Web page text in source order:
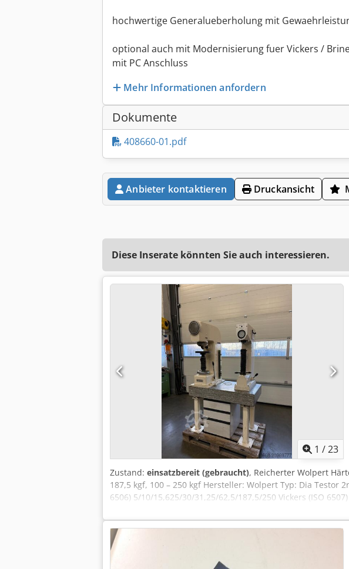
hochwertige Generalueberholung mit
optional auch mit Modernisierung fuer Vickers /
mit PC Anschluss
Mehr Informationen anfordern
Dokumente
408660-01.pdf
Anbieter kontaktieren Druckansicht
Diese Inserate könnten Sie auch interessieren.
1 /23
Zustand: einsatzbereit (gebraucht), Reicherter Wolpert
187,5 kgf, 100 – 250 kgf Hersteller: Wolpert Typ: Dia Testor
6506) 5/10/15,625/30/31,25/62,5/187,5/250 Vickers (ISO
Besichtigung vorbeikommen. Gerne können wir für Sie
Ausländische Kunden kann auch eine Nettorechnung
vorbehalten. Besuchen Sie unseren Shop und sehen Sie
sind Eigentum Ihrer Inhaber und dienen lediglich zur
sowie Irrtümer in der Beschreibung des Artikels können